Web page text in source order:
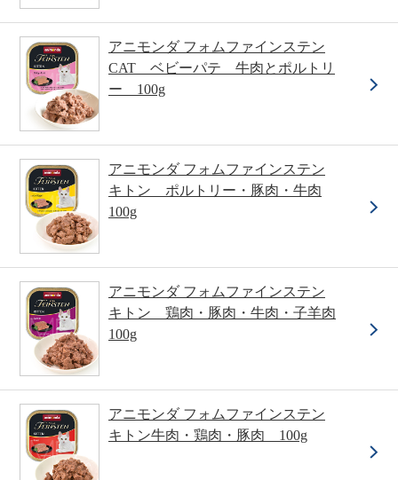
アニモンダ フォムファインステン
CAT ベビーパテ 牛肉とポルトリ
ー 100g
アニモンダ フォムファインステン
キトン ポルトリー・豚肉・牛肉
100g
アニモンダ フォムファインステン
キトン 鶏肉・豚肉・牛肉・子羊肉
100g
アニモンダ フォムファインステン
キトン牛肉・鶏肉・豚肉 100g